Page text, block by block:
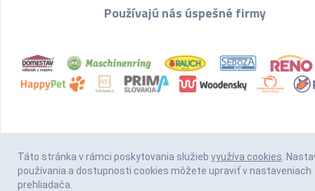
Používajú nás úspešné firmy
Táto stránka v rámci poskytovania služieb využíva cookies .
používania a dostupnosti cookies môžete upraviť v nastaveniach
prehliadača.